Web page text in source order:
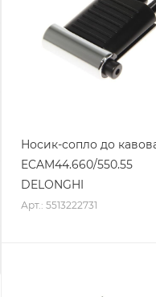
Носик-сопло до
ECAM44.660/550.55
DELONGHI
Арт.: 5513222731